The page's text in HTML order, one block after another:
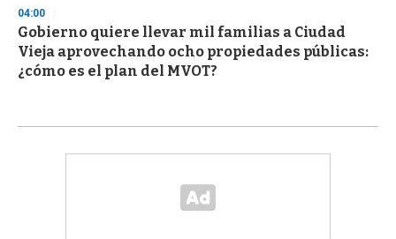
04:00
Gobierno quiere llevar mil familias a Ciudad
Vieja aprovechando ocho propiedades públicas:
¿cómo es el plan del MVOT?